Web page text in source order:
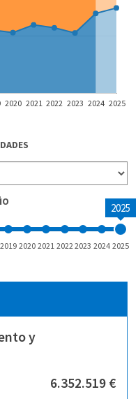
2020 2021 2022 2023 2024 2025
2025
2019 2020 2021 2022 2023 2024 2025
y
6.352.519 €